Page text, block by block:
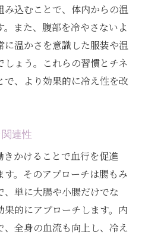
込むことで、体内からの温
また、腹部を冷やさないよ
に温かさを意識した服装や温
ょう。これらの習慣とチネ
、より効果的に冷え性を改
連性
かけることで血行を促進
す。そのアプローチは腸もみ
、単に大腸や小腸だけでな
果的にアプローチします。内
全身の血流も向上し、冷え